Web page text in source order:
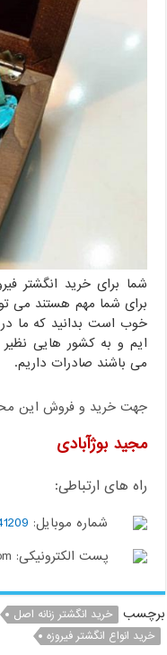
شما برای خرید انگشتر
برای شما مهم هستند می
خوب است بدانید که ما در
ایم و به کشور هایی
می باشند صادرات داریم.
جهت خرید و فروش این
مجید بوژآبادی
راه های ارتباطی:
شماره موبایل:
پست الکترونیکی: buzhabadi@gmail.com
برچسب خرید انگشتر زنانه اصل
خرید انواع انگشتر فیروزه